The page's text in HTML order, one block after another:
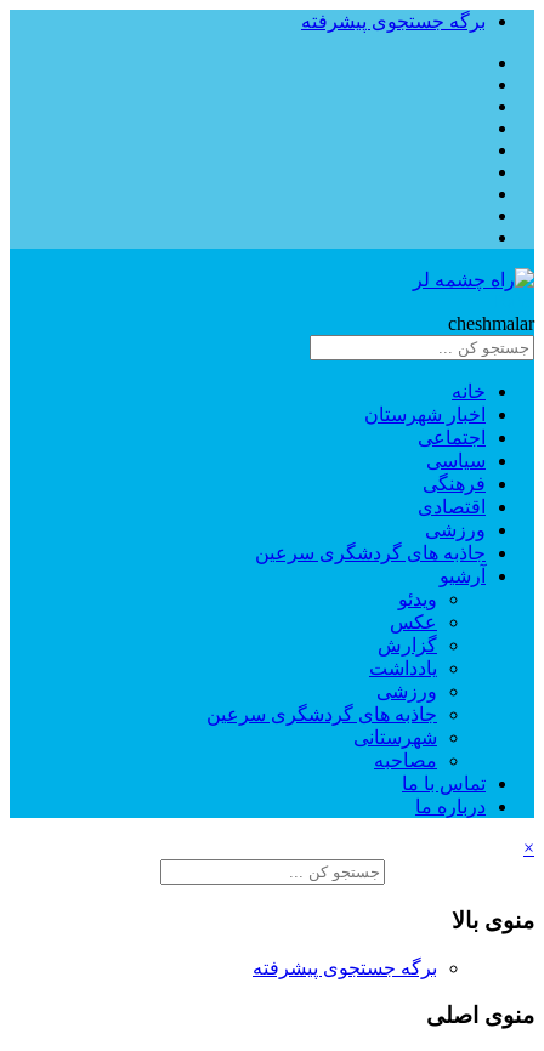
برگه جستجوی پیشرفته
cheshmalar
خانه
اخبار شهرستان
اجتماعی
سیاسی
فرهنگی
اقتصادی
ورزشی
جاذبه های گردشگری سرعین
آرشیو
ویدئو
عکس
گزارش
یادداشت
ورزشی
جاذبه های گردشگری سرعین
شهرستانی
مصاحبه
تماس با ما
درباره ما
×
منوی بالا
برگه جستجوی پیشرفته
منوی اصلی